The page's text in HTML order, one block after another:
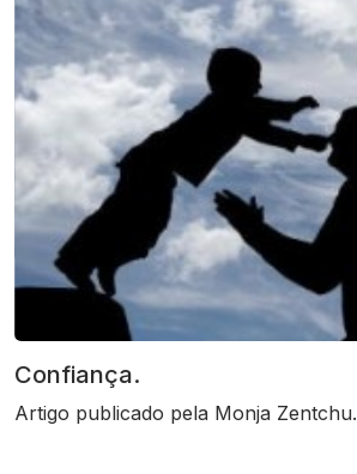
Confiança.
Artigo publicado pela Monja Zentchu.